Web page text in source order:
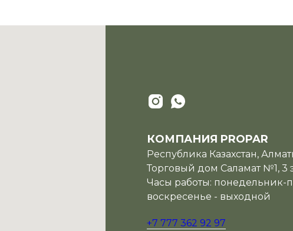
КОМПАНИЯ PROPAR
Республика Казахстан,
Торговый дом Саламат №1, 3
Часы работы: понедельник-
воскресенье - выходной
+7 777 362 92 97